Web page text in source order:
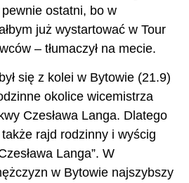
ostatni, bo w
już wystartować w Tour
– tłumaczył na mecie.
się z kolei w Bytowie (21.9)
okolice wicemistrza
Czesława Langa. Dlatego
rajd rodzinny i wyścig
Langa”. W
w Bytowie najszybszy